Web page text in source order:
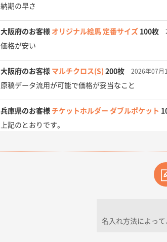
納期の早さ
大阪府のお客様 オリジナル絵馬 定番サイズ 100枚
価格が安い
大阪府のお客様 マルチクロス(S) 200枚 2026年07月
原稿データ流用が可能で価格が妥当なこと
兵庫県のお客様 チケットホルダー ダブルポケット
上記のとおりです。
愛知県I社様 【オーダー商品】特別ご注文ページ04
名入れ方法によっ